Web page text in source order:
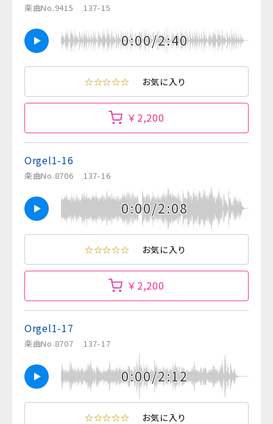
楽曲No.9415 137-15
0:00/2:40
☆☆☆☆☆ お気に入り
￥2,200
Orgel1-16
楽曲No.8706 137-16
0:00/2:08
☆☆☆☆☆ お気に入り
￥2,200
Orgel1-17
楽曲No.8707 137-17
0:00/2:12
☆☆☆☆☆ お気に入り